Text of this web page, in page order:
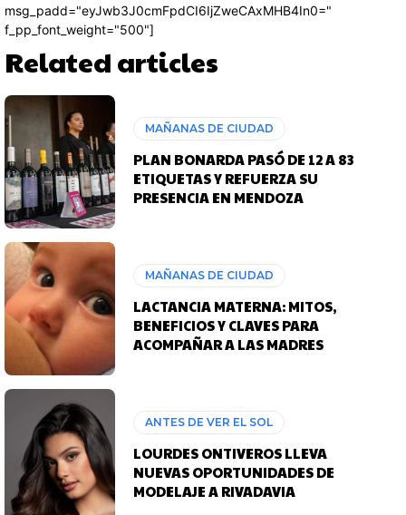
msg_padd="eyJwb3J0cmFpdCI6IjZweCAxMHB4In0="
f_pp_font_weight="500"]
Related articles
MAÑANAS DE CIUDAD
PLAN BONARDA PASÓ DE 12 A 83
ETIQUETAS Y REFUERZA SU
PRESENCIA EN MENDOZA
MAÑANAS DE CIUDAD
LACTANCIA MATERNA: MITOS,
BENEFICIOS Y CLAVES PARA
ACOMPAÑAR A LAS MADRES
ANTES DE VER EL SOL
LOURDES ONTIVEROS LLEVA
NUEVAS OPORTUNIDADES DE
MODELAJE A RIVADAVIA